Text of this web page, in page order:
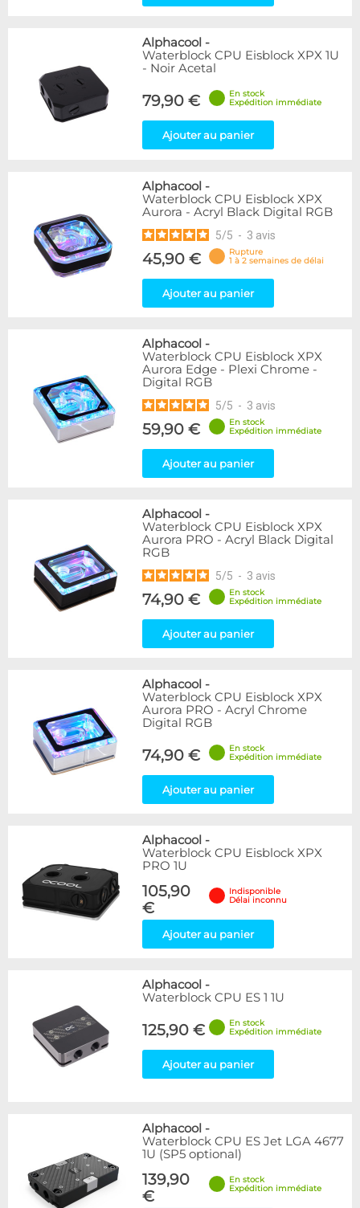
Alphacool -
Waterblock CPU Eisblock XPX 1U
- Noir Acetal
79,90 €
En stock
Expédition immédiate
Ajouter au panier
Alphacool -
Waterblock CPU Eisblock XPX
Aurora - Acryl Black Digital RGB
5/5 - 3 avis
45,90 €
Rupture
1 à 2 semaines de délai
Ajouter au panier
Alphacool -
Waterblock CPU Eisblock XPX
Aurora Edge - Plexi Chrome -
Digital RGB
5/5 - 3 avis
59,90 €
En stock
Expédition immédiate
Ajouter au panier
Alphacool -
Waterblock CPU Eisblock XPX
Aurora PRO - Acryl Black Digital
RGB
5/5 - 3 avis
74,90 €
En stock
Expédition immédiate
Ajouter au panier
Alphacool -
Waterblock CPU Eisblock XPX
Aurora PRO - Acryl Chrome
Digital RGB
74,90 €
En stock
Expédition immédiate
Ajouter au panier
Alphacool -
Waterblock CPU Eisblock XPX
PRO 1U
105,90
€
Indisponible
Délai inconnu
Ajouter au panier
Alphacool -
Waterblock CPU ES 1 1U
125,90 €
En stock
Expédition immédiate
Ajouter au panier
Alphacool -
Waterblock CPU ES Jet LGA 4677
1U (SP5 optional)
139,90
€
En stock
Expédition immédiate